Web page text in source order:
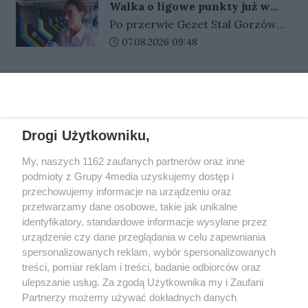
oszczędności.
prezes Stali Gorzów, Jarosław
Miłkowski dziennikarz Gazety
Lubuskiej i portalu Gorzów Nasze
Walka o ligowe punkty już w
niedzielę
Po przerwie Gezet Stal Gorzów
wraca do ligowego ścigania. W
Jancarza gorzowianie zmierzą się
kibiców czeka wiele atrakcji. Bilety
w sprzedaży.
Data dodania artykułu:
07.08.2026 09:48
REKLAMA
Drogi Użytkowniku,
My, naszych 1162 zaufanych partnerów oraz inne
podmioty z Grupy 4media uzyskujemy dostęp i
przechowujemy informacje na urządzeniu oraz
przetwarzamy dane osobowe, takie jak unikalne
identyfikatory, standardowe informacje wysyłane przez
urządzenie czy dane przeglądania w celu zapewniania
spersonalizowanych reklam, wybór spersonalizowanych
treści, pomiar reklam i treści, badanie odbiorców oraz
ulepszanie usług. Za zgodą Użytkownika my i Zaufani
Partnerzy możemy używać dokładnych danych